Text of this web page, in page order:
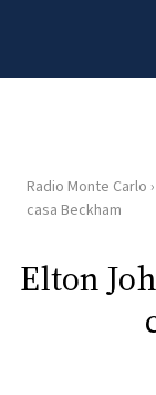
HOME
RADIO
Radio Monte Carlo ›
casa Beckham
Elton